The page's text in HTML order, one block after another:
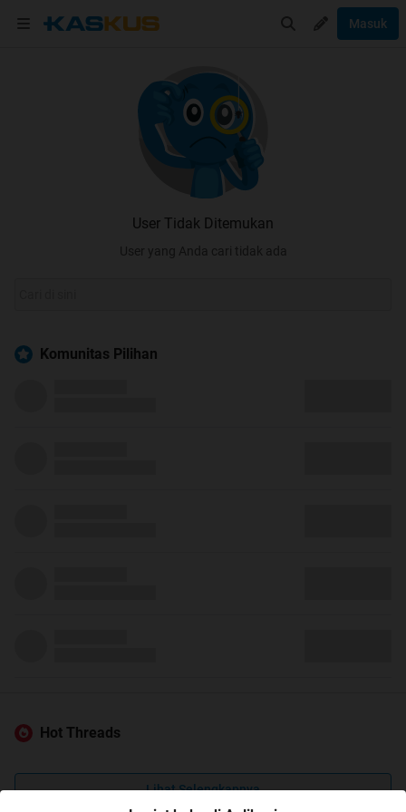
Masuk
User Tidak Ditemukan
User yang Anda cari tidak ada
Komunitas Pilihan
Hot Threads
Lihat Selengkapnya